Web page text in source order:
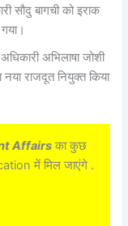
सौदु बागची को इराक
अभिलाषा जोशी
नया राजदूत नियुक्त किया
Affairs का कुछ
में मिल जाएंगे .